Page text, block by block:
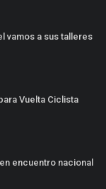
vamos a sus talleres
Vuelta Ciclista
encuentro nacional